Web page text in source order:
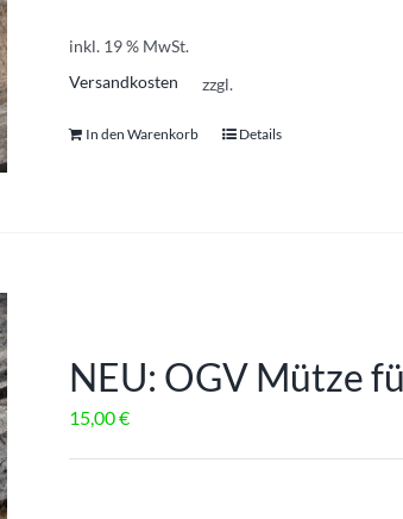
inkl. 19 % MwSt.
zzgl.
Versandkosten
In den Warenkorb Details
NEU: OGV Mütze
15,00€